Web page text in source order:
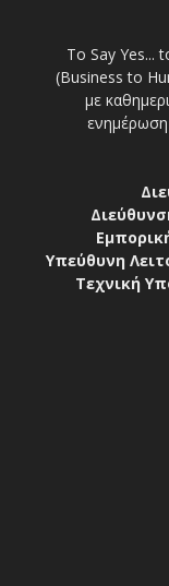
Το Say Yes...
(Business to
με
Υπεύθυνη
Τεχνική